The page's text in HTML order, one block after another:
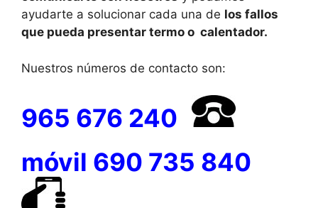
ayudarte a solucionar cada una de los fallos
que pueda presentar termo o calentador.
Nuestros números de contacto son:
965 676 240
móvil 690 735 840